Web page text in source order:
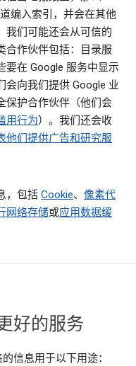
编入索引，并会在其他
我们可能还会从可信的
合作伙伴包括：目录服
要在 Google 服务中显示
会向我们提供 Google 业
保护合作伙伴（他们会
用行为）。我们还会收
他们提供广告和研究服
，包括 Cookie、 像素代
网络存储或应用数据缓
好的服务
信息用于以下用途：